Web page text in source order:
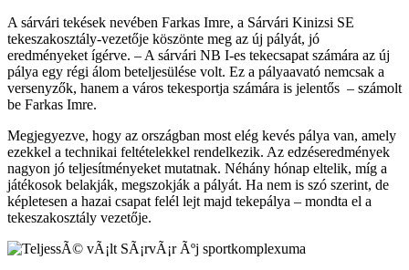
A sárvári tekések nevében Farkas Imre, a Sárvári Kinizsi SE
tekeszakosztály-vezetője köszönte meg az új pályát, jó
eredményeket ígérve. – A sárvári NB I-es tekecsapat számára az új
pálya egy régi álom beteljesülése volt. Ez a pályaavató nemcsak a
versenyzők, hanem a város tekesportja számára is jelentős – számolt
be Farkas Imre.
Megjegyezve, hogy az országban most elég kevés pálya van, amely
ezekkel a technikai feltételekkel rendelkezik. Az edzéseredmények
nagyon jó teljesítményeket mutatnak. Néhány hónap eltelik, míg a
játékosok belakják, megszokják a pályát. Ha nem is szó szerint, de
képletesen a hazai csapat felél lejt majd tekepálya – mondta el a
tekeszakosztály vezetője.